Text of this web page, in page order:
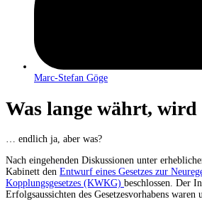
Marc-Stefan Göge
Was lange währt,
… endlich ja, aber was?
Nach eingehenden Diskussionen unter
Kabinett den Entwurf eines Gesetzes zur
Kopplungsgesetzes (KWKG) beschlossen. Der
Erfolgsaussichten des Gesetzesvorhabens waren